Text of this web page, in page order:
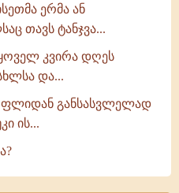
ერმა ან
თავს ტანჯვა...
კვირა დღეს
და...
განსასვლელად
ის...